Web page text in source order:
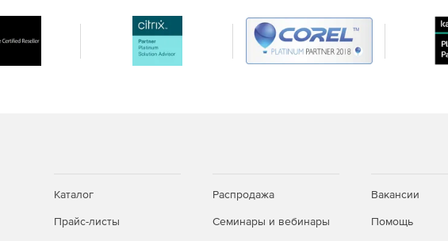
ядро.
Каталог
Прайс-листы
Распродажа
Семинары и вебинары
Вакансии
Помощь